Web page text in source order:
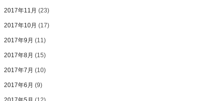
2017年11月 (23)
2017年10月 (17)
2017年9月 (11)
2017年8月 (15)
2017年7月 (10)
2017年6月 (9)